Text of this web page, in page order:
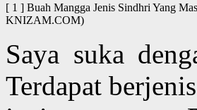
[ 1 ] Buah Mangga Jenis Sindhri Yang
KNIZAM.COM)
Saya suka
Terdapat